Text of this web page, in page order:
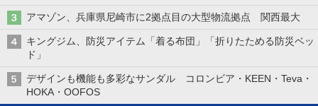
アマゾン、兵庫県尼崎市に2拠点目の大型物流拠点 関西最大
キングジム、防災アイテム「着る布団」「折りたためる防災ベッ
ド」
デザインも機能も多彩なサンダル コロンビア・KEEN・Teva・
HOKA・OOFOS